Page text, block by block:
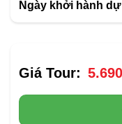
Ngày khởi hành